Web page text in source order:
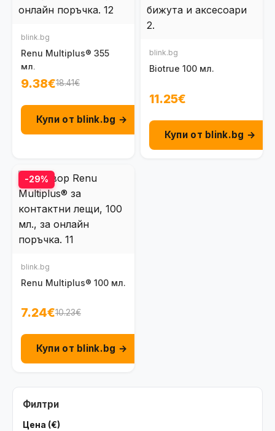
Филтри
Цена (€)
blink.bg
Renu Multiplus® 355
мл.
9.38€18.41€
Купи от blink.bg →
blink.bg
Biotrue 100 мл.
11.25€
Купи от blink.bg →
-29%
blink.bg
Renu Multiplus® 100 мл.
7.24€10.23€
Купи от blink.bg →